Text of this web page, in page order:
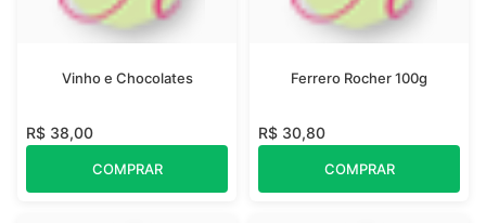
Vinho e Chocolates
R$ 38,00
COMPRAR
Ferrero Rocher 100g
R$ 30,80
COMPRAR